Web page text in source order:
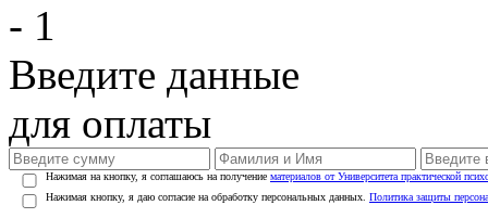
- 1
Введите данные
для оплаты
Нажимая на кнопку, я соглашаюсь на получение материалов от Университета практической
Нажимая кнопку, я даю согласие на обработку персональных данных. Политика защиты